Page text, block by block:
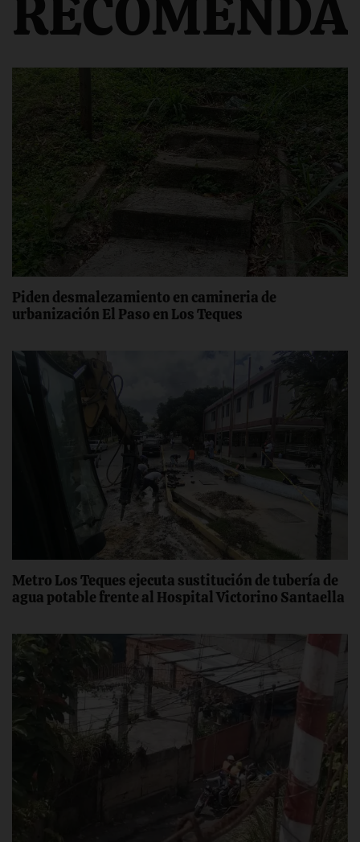
‎Piden desmalezamiento ‎en camineria de
urbanización El Paso en Los Teques
Metro Los Teques ejecuta sustitución de tubería de
agua potable frente al Hospital Victorino Santaella